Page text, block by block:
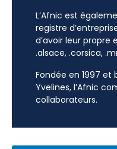
L’Afnic est
registre
d’avoir leur propre
.alsace, .corsica,
Fondée en 1997
Yvelines, l’Afnic
collaborateurs.